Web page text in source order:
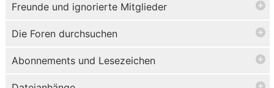
Freunde und ignorierte Mitglieder
Die Foren durchsuchen
Abonnements und Lesezeichen